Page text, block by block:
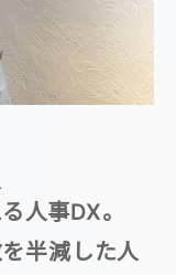
人事DX。
半減した人